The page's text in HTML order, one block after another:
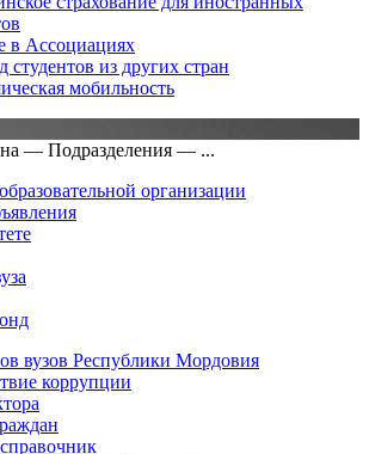
в Ассоциациях
студентов из других стран
мобильность
— Подразделения — ...
организации
вузов Республики Мордовия
коррупции